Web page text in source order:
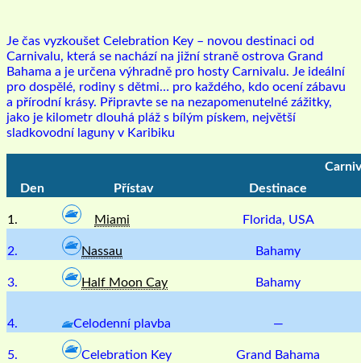
Je čas vyzkoušet Celebration Key – novou destinaci od
Carnivalu, která se nachází na jižní straně ostrova Grand
Bahama a je určena výhradně pro hosty Carnivalu. Je ideální
pro dospělé, rodiny s dětmi… pro každého, kdo ocení zábavu
a přírodní krásy. Připravte se na nezapomenutelné zážitky,
jako je kilometr dlouhá pláž s bílým pískem, největší
sladkovodní laguny v Karibiku
Den
Přístav Destinace
1. Miami Florida, USA
2. Nassau Bahamy
3. Half Moon Cay Bahamy
4. Celodenní plavba —
5. Celebration Key Grand Bahama